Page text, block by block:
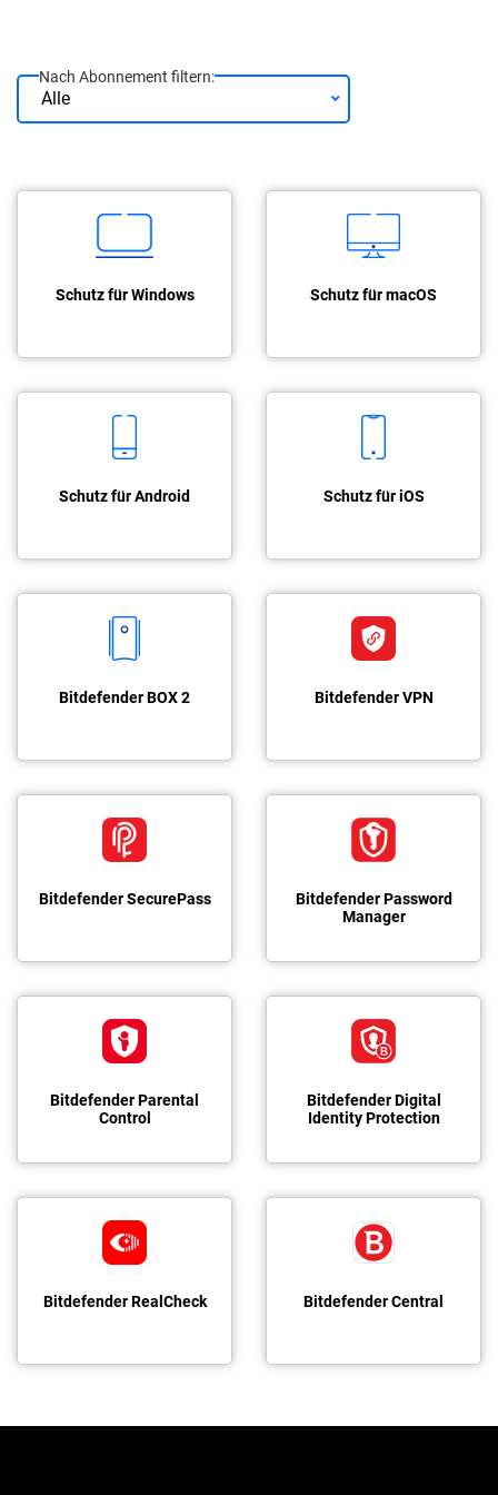
Nach Abonnement filtern:
Schutz für Windows Schutz für macOS
Schutz für Android Schutz für iOS
Bitdefender BOX 2 Bitdefender VPN
Bitdefender SecurePass
Bitdefender Password
Manager
Bitdefender Parental
Control
Bitdefender Digital
Identity Protection
Bitdefender RealCheck Bitdefender Central